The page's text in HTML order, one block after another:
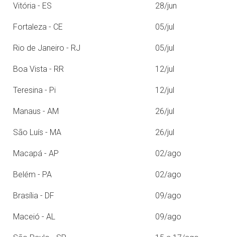
Vitória - ES 28/jun
Fortaleza - CE 05/jul
Rio de Janeiro - RJ 05/jul
Boa Vista - RR 12/jul
Teresina - Pi 12/jul
Manaus - AM 26/jul
São Luís - MA 26/jul
Macapá - AP 02/ago
Belém - PA 02/ago
Brasília - DF 09/ago
Maceió - AL 09/ago